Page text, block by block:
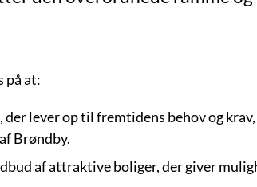
på at:
der lever op til fremtidens behov og
Brøndby.
af attraktive boliger, der giver